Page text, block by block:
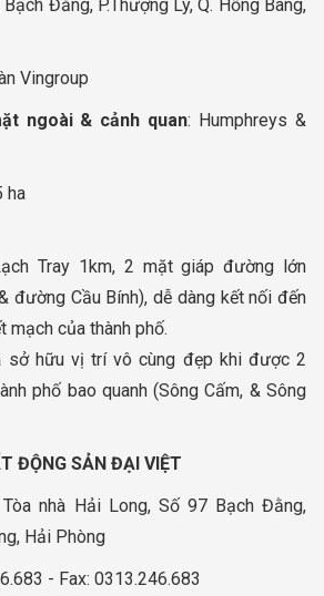
Đằng, P.Thượng Lý, Q. Hồng Bàng,
Vingroup
ngoài & cảnh quan: Humphreys &
ha
Tray 1km, 2 mặt giáp đường lớn
đường Cầu Bính), dễ dàng kết nối đến
mạch của thành phố.
sở hữu vị trí vô cùng đẹp khi được 2
phố bao quanh (Sông Cấm, & Sông
ĐỘNG SẢN ĐẠI VIỆT
nhà Hải Long, Số 97 Bạch Đằng,
Hải Phòng
- Fax: 0313.246.683